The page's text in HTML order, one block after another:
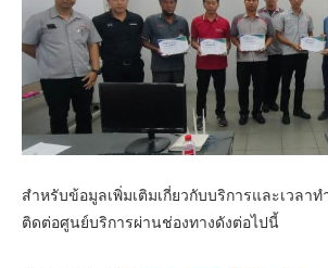
สำหรับข้อมูลเพิ่มเติมเกี่ยวกับบริการและเวลา
ติดต่อศูนย์บริการผ่านช่องทางดังต่อไปนี้